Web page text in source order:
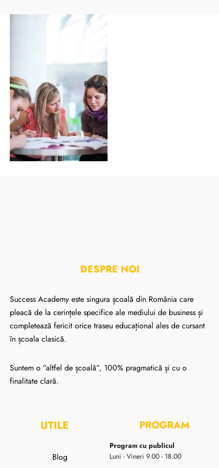
DESPRE NOI
Success Academy este singura școală din România care
pleacă de la cerințele specifice ale mediului de business și
completează fericit orice traseu educațional ales de cursant
în școala clasică.
Suntem o ”altfel de școală”, 100% pragmatică și cu o
finalitate clară.
UTILE
Blog
PROGRAM
Program cu publicul
Luni - Vineri 9.00 - 18.00